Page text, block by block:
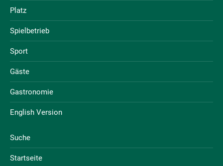
Platz
Spielbetrieb
Sport
Gäste
Gastronomie
English Version
Suche
Startseite